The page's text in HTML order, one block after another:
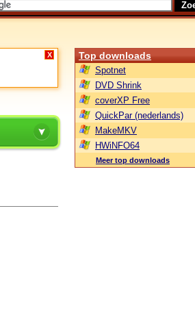
X Top downloads
Spotnet
DVD Shrink
coverXP Free
QuickPar (nederlands)
MakeMKV
HWiNFO64
Meer top downloads